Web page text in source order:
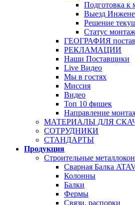
Подготовка к
Выезд
Решение
Статус
ГЕОГРАФИЯ
РЕКЛАМАЦИИ
Наши Поставщики
Live Видео
Мы в гостях
Миссия
Видео
Топ 10 фишек
Направление
МАТЕРИАЛЫ ДЛЯ
СОТРУДНИКИ
СТАНДАРТЫ
Продукция
Строительные
Сварная Балка
Колонны
Балки
Фермы
Связи, распорки